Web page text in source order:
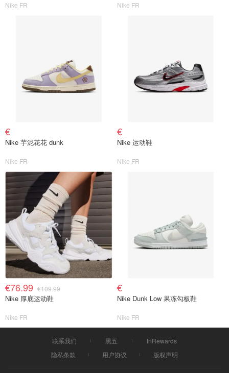
Nike FR Nike FR
€
Nike 芋泥花花 dunk
Nike FR
€
Nike 运动鞋
Nike FR
€76.99 €109.99
Nike 厚底运动鞋
Nike FR
€
Nike Dunk Low 果冻勾板鞋
Nike FR
联系我们 黑五
InRewards
隐私条款
用户协议 版权声明